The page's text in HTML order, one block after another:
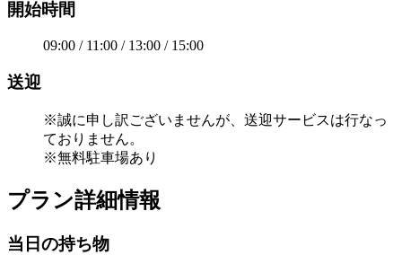
開始時間
09:00 / 11:00 / 13:00 / 15:00
送迎
※誠に申し訳ございませんが、送迎サービスは行なっ
ておりません。
※無料駐車場あり
プラン詳細情報
当日の持ち物